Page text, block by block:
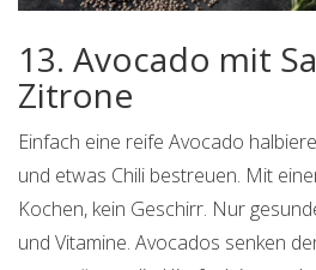
13. Avocado mit
Zitrone
Einfach eine reife Avocado
und etwas Chili bestreuen. Mit
Kochen, kein Geschirr. Nur
und Vitamine. Avocados senken